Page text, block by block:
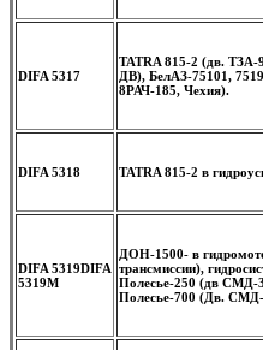
DIFA 5317
TATRA 815-2 (дв. ТЗА-
ДВ), БелАЗ-75101,
8РАЧ-185, Чехия).
DIFA 5318 TATRA 815-2 в
DIFA 5319DIFA
5319M
ДОН-1500- в
трансмиссии),
Полесье-250 (дв
Полесье-700 (Дв.